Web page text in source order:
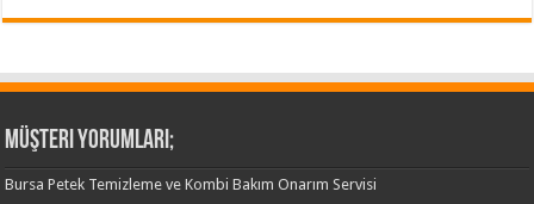
Müşteri Yorumları;
Bursa Petek Temizleme ve Kombi Bakım Onarım Servisi